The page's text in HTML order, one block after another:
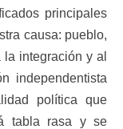
principales
causa: pueblo,
integración y al
independentista
política que
tabla rasa y se